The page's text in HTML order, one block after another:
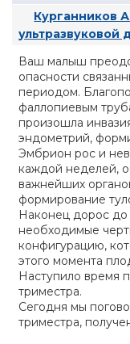
Курганников
ультразвуковой
Ваш малыш
опасности
периодом.
фаллопиевым
произошла
эндометрий,
Эмбрион рос и
каждой неделей,
важнейших
формирование
Наконец дорос до
необходимые
конфигурацию,
этого момента
Наступило время
триместра.
Сегодня мы
триместра,